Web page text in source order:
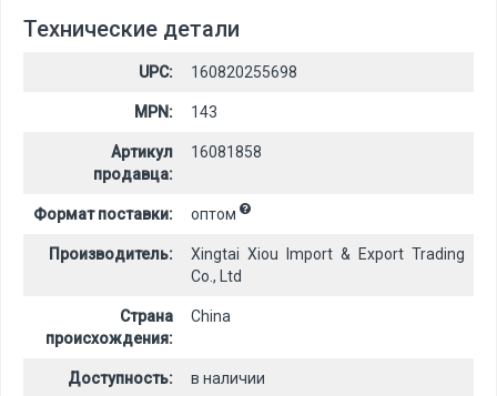
Технические детали
UPC: 160820255698
MPN: 143
Артикул
продавца:
16081858
Формат поставки: оптом
Производитель:
Xingtai Xiou Import & Export Trading
Co., Ltd
Страна
происхождения:
China
Доступность: в наличии